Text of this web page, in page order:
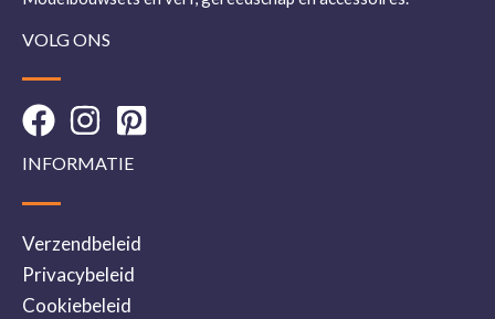
VOLG ONS
INFORMATIE
Verzendbeleid
Privacybeleid
Cookiebeleid